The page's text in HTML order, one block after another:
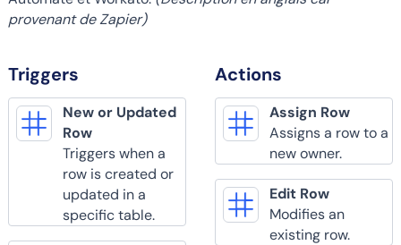
provenant de Zapier)
Triggers
New or Updated
Row
Triggers when a
row is created or
updated in a
specific table.
Actions
Assign Row
Assigns a row to a
new owner.
Edit Row
Modifies an
existing row.